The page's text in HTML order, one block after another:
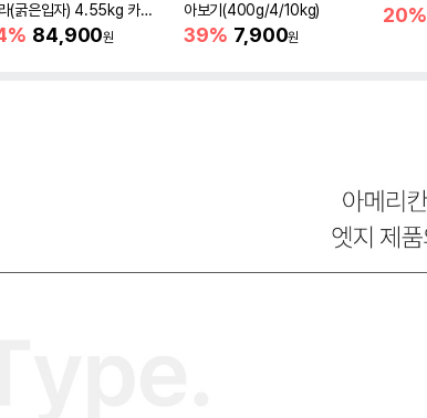
(굵은입자) 4.55kg 카사
래 84,900원
아보기(400g/4/10kg)
39% 7,900원
20%